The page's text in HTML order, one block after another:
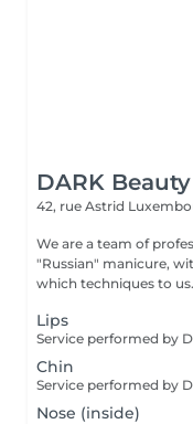
DARK
42, rue Astrid
We are a team of
"Russian" manicure, with
which techniques to
Lips
Chin
Nose (inside)